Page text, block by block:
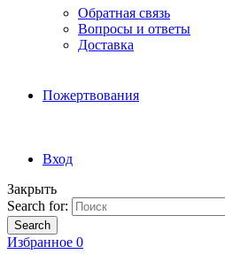
Обратная связь
Вопросы и ответы
Доставка
Пожертвования
Вход
Закрыть
Search for:
Search
Избранное 0